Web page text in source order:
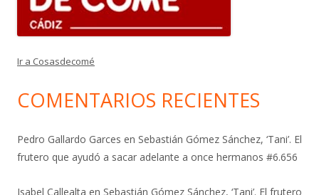
Ir a Cosasdecomé
COMENTARIOS RECIENTES
Pedro Gallardo Garces en Sebastián Gómez Sánchez, ‘Tani’. El
frutero que ayudó a sacar adelante a once hermanos #6.656
Isabel Callealta en Sebastián Gómez Sánchez, ‘Tani’. El frutero